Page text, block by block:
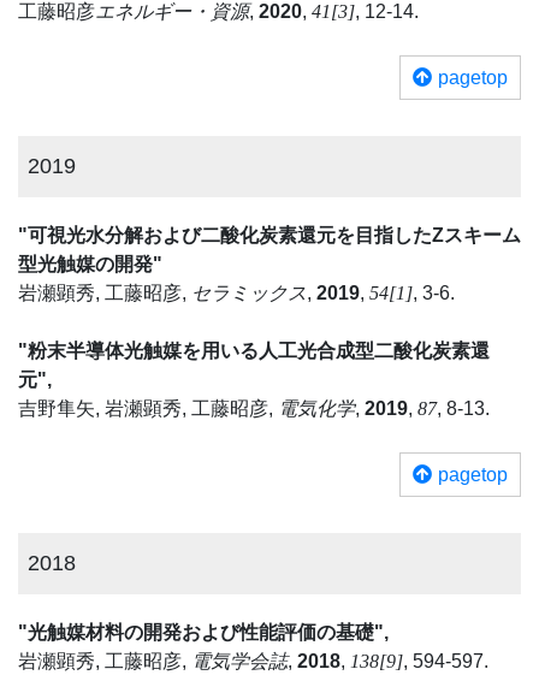
工藤昭彦エネルギー・資源, 2020, 41[3], 12-14.
pagetop
2019
"可視光水分解および二酸化炭素還元を目指したZスキーム
型光触媒の開発"
岩瀬顕秀, 工藤昭彦, セラミックス, 2019, 54[1], 3-6.
"粉末半導体光触媒を用いる人工光合成型二酸化炭素還
元",
吉野隼矢, 岩瀬顕秀, 工藤昭彦, 電気化学, 2019, 87, 8-13.
pagetop
2018
"光触媒材料の開発および性能評価の基礎",
岩瀬顕秀, 工藤昭彦, 電気学会誌, 2018, 138[9], 594-597.